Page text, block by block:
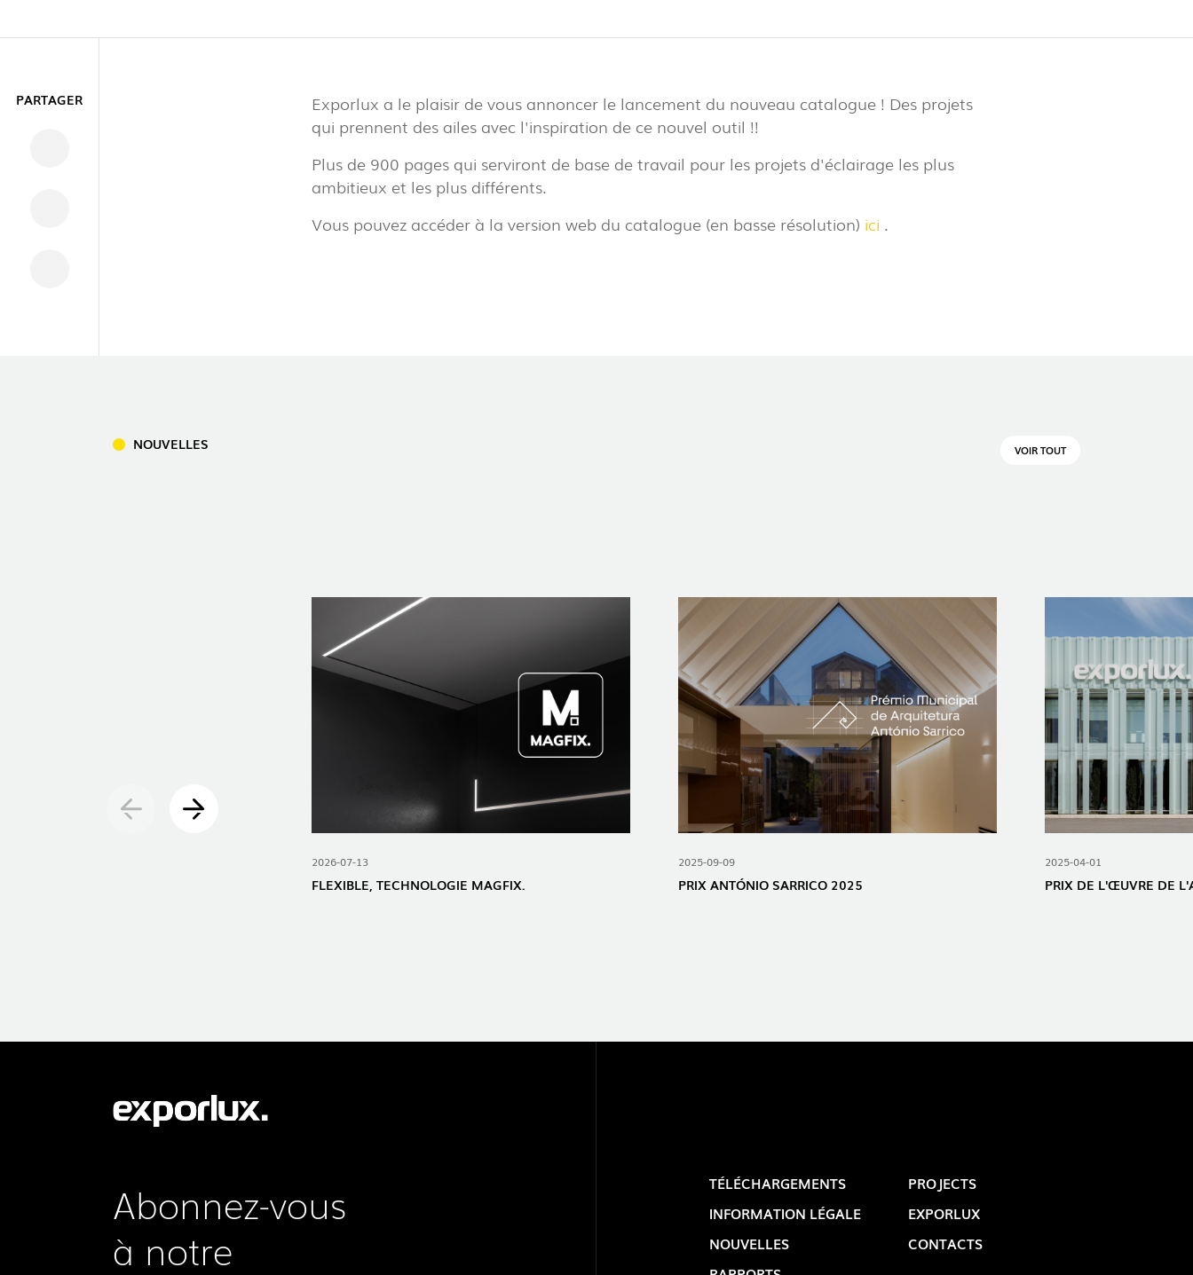
INTÉRIEUR (86)
EXPORLUX@ EXPO 2020 DUBAI -
PAVILLON DU PORTUGAL
LOLIPOP @ BOSTON MAGAZINE
PARTAGER
Exporlux a le plaisir de vous annoncer le lancement du nouveau catalogue ! Des projets
qui prennent des ailes avec l'inspiration de ce nouvel outil !!
Plus de 900 pages qui serviront de base de travail pour les projets d'éclairage les plus
ambitieux et les plus différents.
Vous pouvez accéder à la version web du catalogue (en basse résolution) ici .
NOUVELLES VOIR TOUT
2026-07-13
FLEXIBLE, TECHNOLOGIE MAGFIX.
2025-09-09
PRIX ​​ANTÓNIO SARRICO 2025
2025-04-01
PRIX ​​DE L'ŒUVRE DE
Abonnez-vous
à notre
TÉLÉCHARGEMENTS
PROJECTS
INFORMATION LÉGALE
EXPORLUX
NOUVELLES
CONTACTS